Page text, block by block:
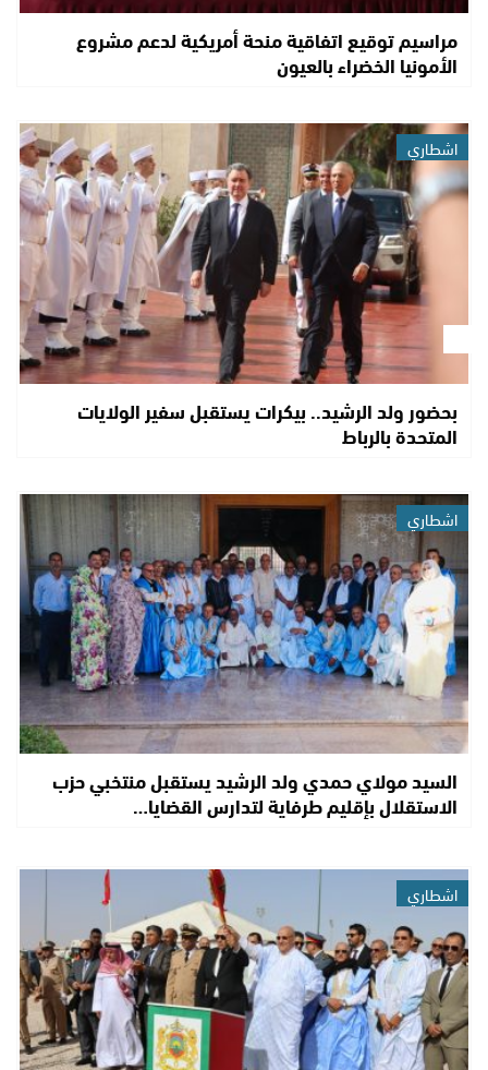
مراسيم توقيع اتفاقية منحة أمريكية لدعم مشروع
الأمونيا الخضراء بالعيون
اشطاري
بحضور ولد الرشيد.. بيكرات يستقبل سفير الولايات
المتحدة بالرباط
اشطاري
السيد مولاي حمدي ولد الرشيد يستقبل منتخبي حزب
الاستقلال بإقليم طرفاية لتدارس القضايا…
اشطاري